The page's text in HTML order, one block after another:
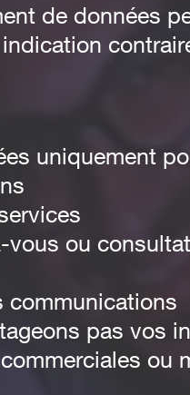
de données
uniquement
vous ou
communications
pas vos
ou